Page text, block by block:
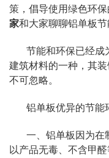
策，倡导使用绿色环
家和大家聊聊铝单板节
节能和环保已经成
建筑材料的一种，其
不可忽略。
铝单板优异的节能
一、铝单板因为在
以产品无毒、不含甲